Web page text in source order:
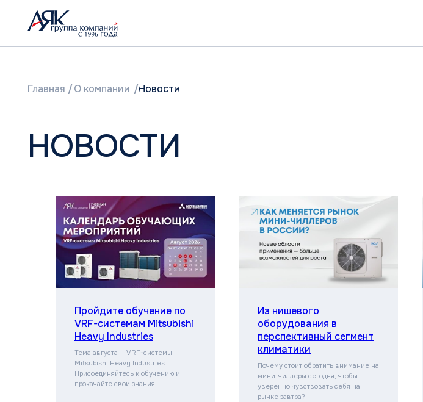
НОВОСТИ
Пройдите обучение по
VRF-системам Mitsubishi
Heavy Industries
Тема августа — VRF-системы
Mitsubishi Heavy Industries.
Присоединяйтесь к обучению и
прокачайте свои знания!
Из нишевого
оборудования в
перспективный сегмент
климатики
Почему стоит обратить внимание на
мини-чиллеры сегодня, чтобы
уверенно чувствовать себя на
рынке завтра?